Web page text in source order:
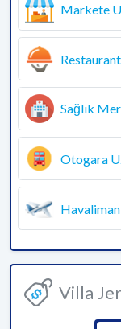
Markete
Sağlık
Otogara
Villa